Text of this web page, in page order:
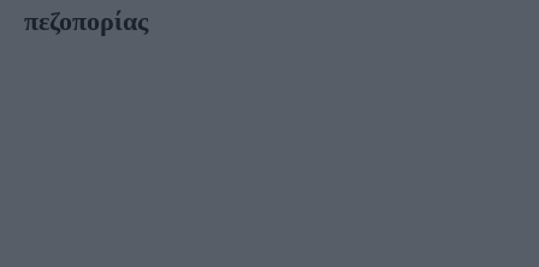
πεζοπορίας